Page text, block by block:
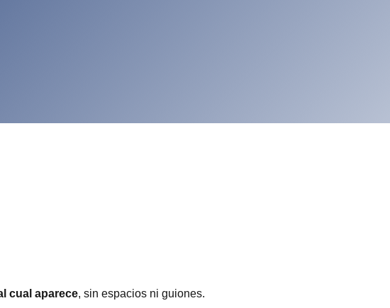
cual aparece, sin espacios ni guiones.